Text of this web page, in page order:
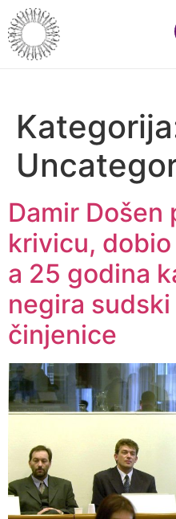
Damir Došen
krivicu,
a 25 godina
negira
činjenice